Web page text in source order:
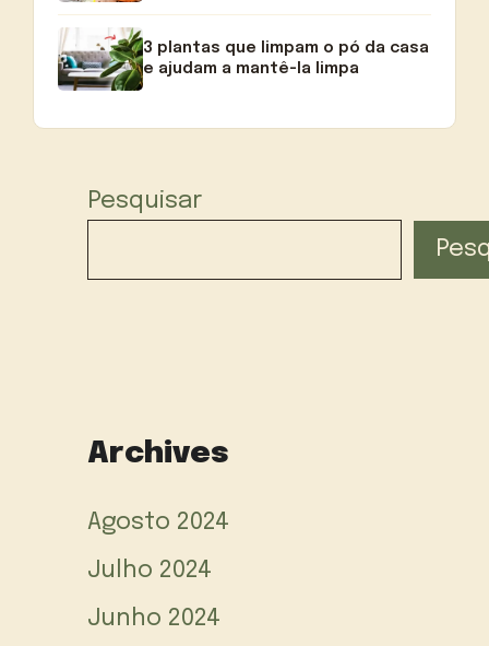
3 plantas que limpam o pó da casa
e ajudam a mantê-la limpa
Pesquisar
Archives
Agosto 2024
Julho 2024
Junho 2024